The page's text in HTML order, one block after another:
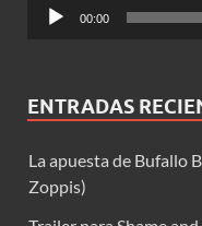
00:00
ENTRADAS
La apuesta de Bufallo
Zoppis)